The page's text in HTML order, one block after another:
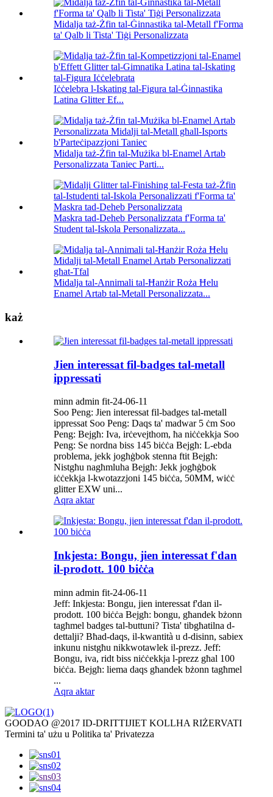
Midalja taż-Żfin tal-Ġinnastika tal-Metall f'Forma
ta' Qalb li Tista' Tiġi Personalizzata
Iċċelebra l-Iskating tal-Figura tal-Ġinnastika
Latina Glitter Ef...
Midalja taż-Żfin tal-Mużika bl-Enamel Artab
Personalizzata Taniec Parti...
Maskra tad-Deheb Personalizzata f'Forma ta'
Student tal-Iskola Personalizzata...
Midalja tal-Annimali tal-Ħanżir Roża Ħelu
Enamel Artab tal-Metall Personalizzata...
każ
Jien interessat fil-badges tal-metall
ippressati
minn admin fit-24-06-11
Soo Peng: Jien interessat fil-badges tal-metall
ippressat Soo Peng: Daqs ta' madwar 5 ċm Soo
Peng: Bejgħ: Iva, irċevejthom, ħa niċċekkja Soo
Peng: Se nordna biss 145 biċċa Bejgħ: L-ebda
problema, jekk jogħġbok stenna ftit Bejgħ:
Nistgħu nagħmluha Bejgħ: Jekk jogħġbok
iċċekkja l-kwotazzjoni 145 biċċa, 50MM, wiċċ
glitter EXW uni...
Aqra aktar
Inkjesta: Bongu, jien interessat f'dan
il-prodott. 100 biċċa
minn admin fit-24-06-11
Jeff: Inkjesta: Bongu, jien interessat f'dan il-
prodott. 100 biċċa Bejgħ: bongu, għandek bżonn
tagħmel badges tal-buttuni? Tista' tibgħatilna d-
dettalji? Bħad-daqs, il-kwantità u d-disinn, sabiex
inkunu nistgħu nikkwotawlek il-prezz. Jeff:
Bongu, iva, ridt biss niċċekkja l-prezz għal 100
biċċa. Bejgħ: liema daqs għandek bżonn tagħmel
...
Aqra aktar
GOODAO @2017 ID-DRITTIJIET KOLLHA RIŻERVATI
Termini ta' użu u Politika ta' Privatezza